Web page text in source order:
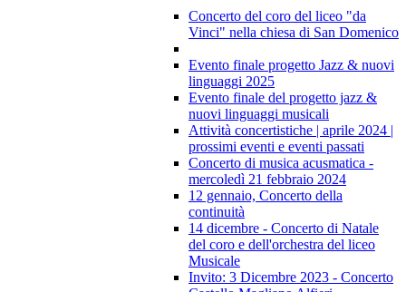
Concerto del coro del liceo "da
Vinci" nella chiesa di San Domenico
Evento finale progetto Jazz & nuovi
linguaggi 2025
Evento finale del progetto jazz &
nuovi linguaggi musicali
Attività concertistiche | aprile 2024 |
prossimi eventi e eventi passati
Concerto di musica acusmatica -
mercoledì 21 febbraio 2024
12 gennaio, Concerto della
continuità
14 dicembre - Concerto di Natale
del coro e dell'orchestra del liceo
Musicale
Invito: 3 Dicembre 2023 - Concerto